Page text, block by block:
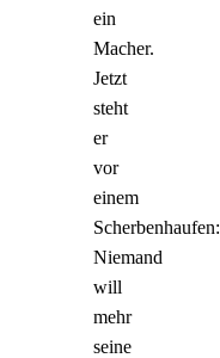
ein
Macher.
Jetzt
steht
er
vor
einem
Scherbenhaufen:
Niemand
will
mehr
seine